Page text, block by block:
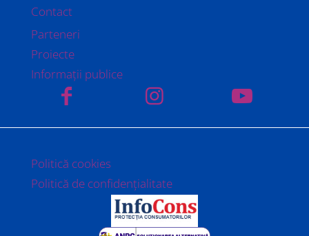
Contact
Parteneri
Proiecte
Informații publice
Politică cookies
Politică de confidențialitate